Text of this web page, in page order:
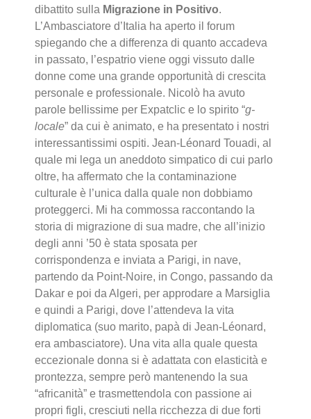
dibattito sulla Migrazione in Positivo.
L’Ambasciatore d’Italia ha aperto il forum
spiegando che a differenza di quanto accadeva
in passato, l’espatrio viene oggi vissuto dalle
donne come una grande opportunità di crescita
personale e professionale. Nicolò ha avuto
parole bellissime per Expatclic e lo spirito “g-
locale” da cui è animato, e ha presentato i nostri
interessantissimi ospiti. Jean-Léonard Touadi, al
quale mi lega un aneddoto simpatico di cui parlo
oltre, ha affermato che la contaminazione
culturale è l’unica dalla quale non dobbiamo
proteggerci. Mi ha commossa raccontando la
storia di migrazione di sua madre, che all’inizio
degli anni ’50 è stata sposata per
corrispondenza e inviata a Parigi, in nave,
partendo da Point-Noire, in Congo, passando da
Dakar e poi da Algeri, per approdare a Marsiglia
e quindi a Parigi, dove l’attendeva la vita
diplomatica (suo marito, papà di Jean-Léonard,
era ambasciatore). Una vita alla quale questa
eccezionale donna si è adattata con elasticità e
prontezza, sempre però mantenendo la sua
“africanità” e trasmettendola con passione ai
propri figli, cresciuti nella ricchezza di due forti